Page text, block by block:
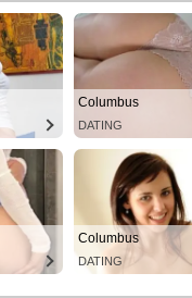
Columbus
DATING
Columbus
DATING